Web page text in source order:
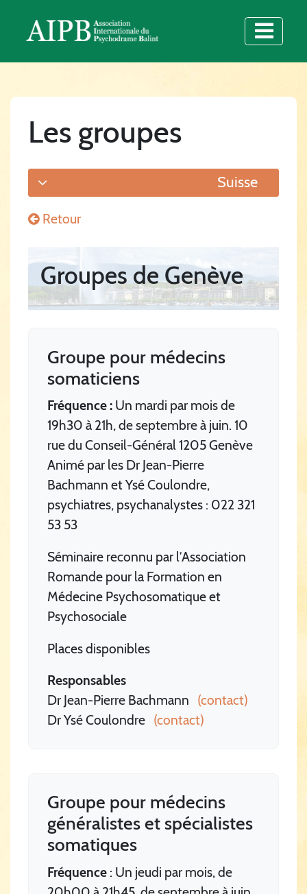
Les groupes
Suisse
Retour
Groupes de Genève
Groupe pour médecins
somaticiens
Fréquence :Un mardi par mois de
19h30 à 21h, de septembre à juin. 10
rue du Conseil-Général 1205 Genève
Animé par les Dr Jean-Pierre
Bachmann et Ysé Coulondre,
psychiatres, psychanalystes : 022 321
53 53
Séminaire reconnu par l’Association
Romande pour la Formation en
Médecine Psychosomatique et
Psychosociale
Places disponibles
Responsables
Dr Jean-Pierre Bachmann (contact)
Dr Ysé Coulondre (contact)
Groupe pour médecins
généralistes et spécialistes
somatiques
Fréquence: Un jeudi par mois, de